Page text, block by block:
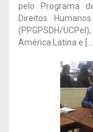
pelo Programa
Direitos
(PPGPSDH/
América Latina e […]